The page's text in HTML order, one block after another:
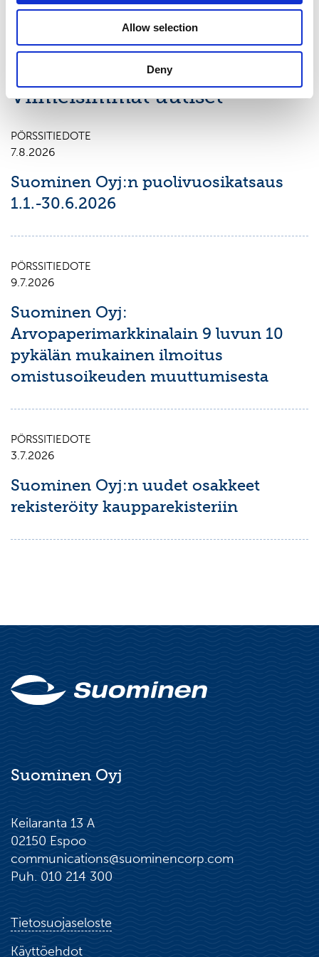
Allow selection
Deny
Keskeiset tiedotusvälineet
Viimeisimmät uutiset
PÖRSSITIEDOTE
7.8.2026
Suominen Oyj:n puolivuosikatsaus
1.1.-30.6.2026
PÖRSSITIEDOTE
9.7.2026
Suominen Oyj:
Arvopaperimarkkinalain 9 luvun 10
pykälän mukainen ilmoitus
omistusoikeuden muuttumisesta
PÖRSSITIEDOTE
3.7.2026
Suominen Oyj:n uudet osakkeet
rekisteröity kaupparekisteriin
Suominen Oyj
Keilaranta 13 A
02150 Espoo
communications@suominencorp.com
Puh. 010 214 300
Tietosuojaseloste
Käyttöehdot